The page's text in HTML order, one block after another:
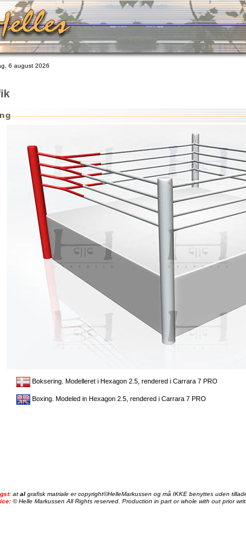
6 august 2026
Boksering. Modelleret i Hexagon 2.5, rendered i Carrara 7 PRO
Boxing. Modeled in Hexagon 2.5, rendered i Carrara 7 PRO
at al grafisk matriale er copyright©HelleMarkussen og må IKKE benyttes uden
© Helle Markussen All Rights reserved. Production in part or whole with out prior